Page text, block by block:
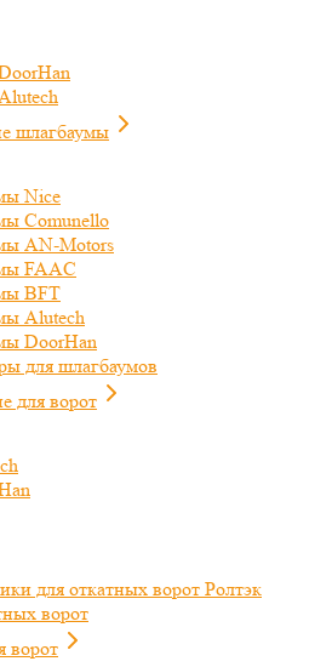
шлагбаумы
Nice
Comunello
AN-Motors
FAAC
BFT
Alutech
DoorHan
для шлагбаумов
для ворот
для откатных ворот Ролтэк
ворот
ворот